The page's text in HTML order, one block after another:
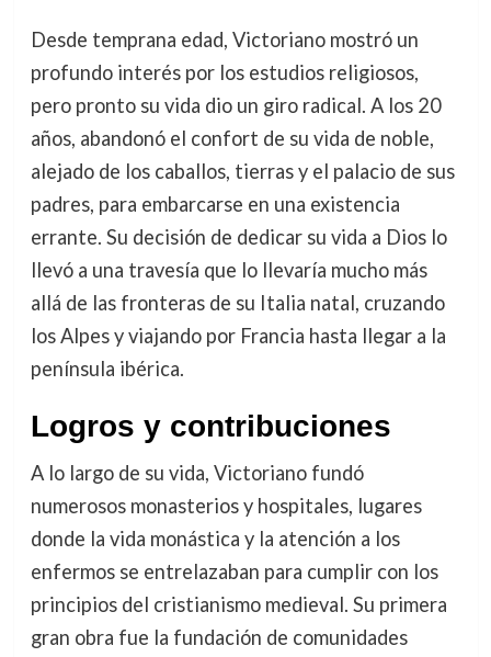
Desde temprana edad, Victoriano mostró un
profundo interés por los estudios religiosos,
pero pronto su vida dio un giro radical. A los 20
años, abandonó el confort de su vida de noble,
alejado de los caballos, tierras y el palacio de sus
padres, para embarcarse en una existencia
errante. Su decisión de dedicar su vida a Dios lo
llevó a una travesía que lo llevaría mucho más
allá de las fronteras de su Italia natal, cruzando
los Alpes y viajando por Francia hasta llegar a la
península ibérica.
Logros y contribuciones
A lo largo de su vida, Victoriano fundó
numerosos monasterios y hospitales, lugares
donde la vida monástica y la atención a los
enfermos se entrelazaban para cumplir con los
principios del cristianismo medieval. Su primera
gran obra fue la fundación de comunidades